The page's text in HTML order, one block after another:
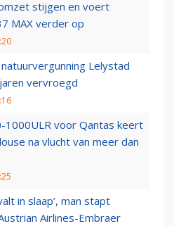
stijgen en voert
MAX verder op
Lelystad
vervroegd
1000ULR voor Qantas keert
na vlucht van meer dan
in slaap’, man stapt
Airlines-Embraer